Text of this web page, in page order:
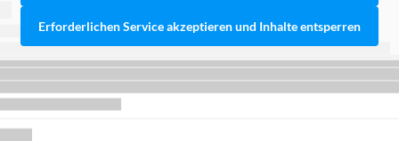
Erforderlichen Service akzeptieren und Inhalte entsperren